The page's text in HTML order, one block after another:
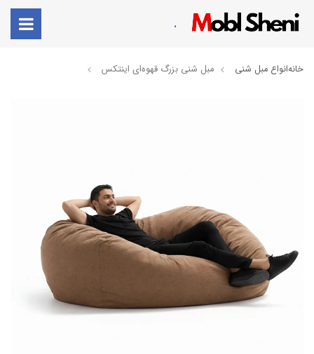
.
خانهانواع مبل شنی مبل شنی بزرگ قهوه‌ای اینتکس